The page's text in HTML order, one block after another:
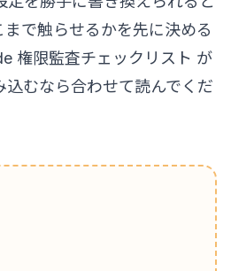
で触らせるかを先に決める
権限監査チェックリスト が
込むなら合わせて読んでくだ